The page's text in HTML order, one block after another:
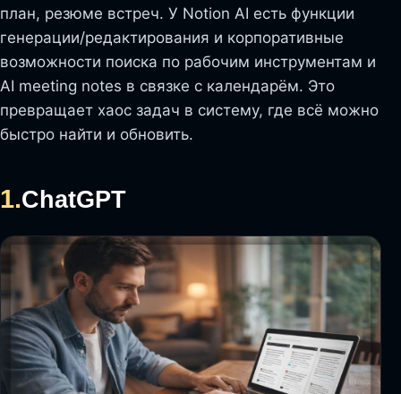
план, резюме встреч. У Notion AI есть функции
генерации/редактирования и корпоративные
возможности поиска по рабочим инструментам и
AI meeting notes в связке с календарём. Это
превращает хаос задач в систему, где всё можно
быстро найти и обновить.
1.ChatGPT